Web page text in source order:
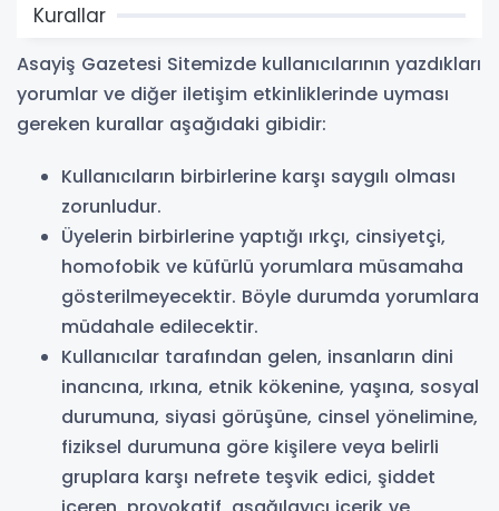
Kurallar
Asayiş Gazetesi Sitemizde kullanıcılarının yazdıkları
yorumlar ve diğer iletişim etkinliklerinde uyması
gereken kurallar aşağıdaki gibidir:
Kullanıcıların birbirlerine karşı saygılı olması
zorunludur.
Üyelerin birbirlerine yaptığı ırkçı, cinsiyetçi,
homofobik ve küfürlü yorumlara müsamaha
gösterilmeyecektir. Böyle durumda yorumlara
müdahale edilecektir.
Kullanıcılar tarafından gelen, insanların dini
inancına, ırkına, etnik kökenine, yaşına, sosyal
durumuna, siyasi görüşüne, cinsel yönelimine,
fiziksel durumuna göre kişilere veya belirli
gruplara karşı nefrete teşvik edici, şiddet